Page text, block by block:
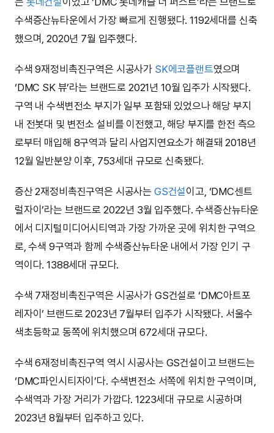
수색증산뉴타운에서 가장 빠르게 진행됐다. 1192세대를 신축
했으며, 2020년 7월 입주했다.
수색 9재정비촉진구역은 시공사가 SK에코플랜트였으며
‘DMC SK 뷰’라는 브랜드로 2021년 10월 입주가 시작됐다.
구역 내 수색변전소 부지가 일부 포함돼 있었으나 해당 부지
내 전봇대 및 변전소 설비를 이전했고, 해당 부지를 한전 측으
로부터 매입해 8구역과 달리 사업지연요소가 해결돼 2018년
12월 일반분양 이후, 753세대 규모로 신축됐다.
증산 2재정비촉진구역은 시공사는 GS건설이고, ‘DMC센트
럴자이’라는 브랜드로 2022년 3월 입주했다. 수색증산뉴타운
에서 디지털미디어시티역과 가장 가까운 곳에 위치한 구역으
로, 수색 9구역과 함께 수색증산뉴타운 내에서 가장 인기 구
역이다. 1388세대 규모다.
수색 7재정비촉진구역은 시공사가 GS건설로 ‘DMC아트포
레자이’ 브랜드로 2023년 7월부터 입주가 시작됐다. 서울수
색초등학교 동쪽에 위치했으며 672세대 규모다.
수색 6재정비촉진구역 역시 시공사는 GS건설이고 브랜드는
‘DMC파인시티자이’다. 수색변전소 서쪽에 위치한 구역이며,
수색역과 가장 거리가 가깝다. 1223세대 규모로 시공하며
2023년 8월부터 입주하고 있다.